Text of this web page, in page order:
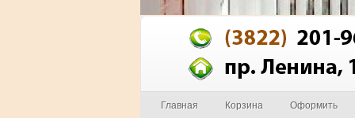
Главная Корзина Оформить